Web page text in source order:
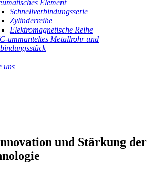
Element
Schnellverbindungsserie
Zylinderreihe
Elektromagnetische Reihe
ummanteltes Metallrohr und
uns
und Stärkung der